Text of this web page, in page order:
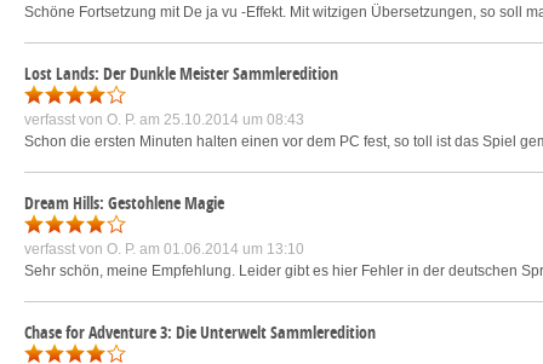
Schöne Fortsetzung mit De ja vu -Effekt. Mit witzigen Übersetzungen, so soll
Lost Lands: Der Dunkle Meister Sammleredition
verfasst von O. P. am 25.10.2014 um 08:43
Schon die ersten Minuten halten einen vor dem PC fest, so toll ist das Spiel
Dream Hills: Gestohlene Magie
verfasst von O. P. am 01.06.2014 um 13:10
Sehr schön, meine Empfehlung. Leider gibt es hier Fehler in der deutschen
Chase for Adventure 3: Die Unterwelt Sammleredition